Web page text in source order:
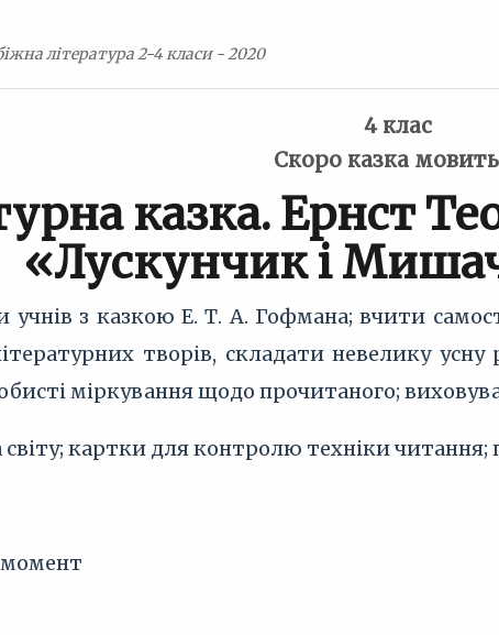
література 2-4 класи - 2020
4 клас
Скоро казка
казка. Ернст
«Лускунчик і
з казкою Е. Т. А. Гофмана; вчити
творів, складати невелику
міркування щодо прочитаного;
картки для контролю техніки
момент